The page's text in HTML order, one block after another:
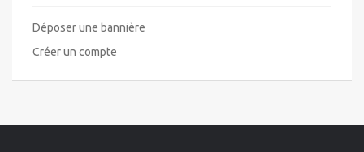
Déposer une bannière
Créer un compte